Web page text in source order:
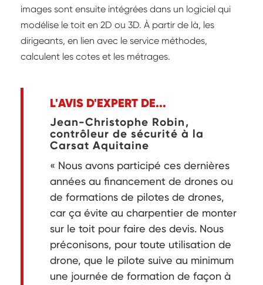
images sont ensuite intégrées dans un logiciel qui
modélise le toit en 2D ou 3D. À partir de là, les
dirigeants, en lien avec le service méthodes,
calculent les cotes et les métrages.
L'AVIS D'EXPERT DE...
Jean-Christophe Robin,
contrôleur de sécurité à la
Carsat Aquitaine
« Nous avons participé ces dernières
années au financement de drones ou
de formations de pilotes de drones,
car ça évite au charpentier de monter
sur le toit pour faire des devis. Nous
préconisons, pour toute utilisation de
drone, que le pilote suive au minimum
une journée de formation de façon à